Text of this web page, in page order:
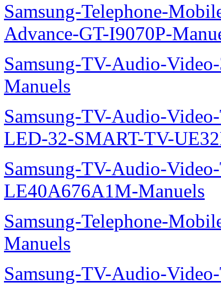
Samsung-Telephone-
Advance-GT-I9070P-
Samsung-TV-Audio-
Manuels
Samsung-TV-Audio-
LED-32-SMART-TV-
Samsung-TV-Audio-
LE40A676A1M-Manuels
Samsung-Telephone-
Manuels
Samsung-TV-Audio-